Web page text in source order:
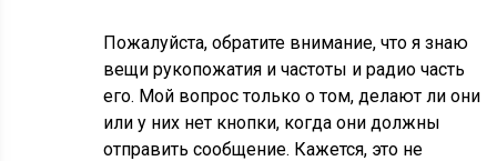
Пожалуйста, обратите внимание, что я знаю
вещи рукопожатия и частоты и радио часть
его. Мой вопрос только о том, делают ли они
или у них нет кнопки, когда они должны
отправить сообщение. Кажется, это не